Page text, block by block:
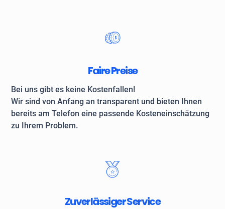
Faire Preise
Bei uns gibt es keine Kostenfallen!
Wir sind von Anfang an transparent und bieten Ihnen
bereits am Telefon eine passende Kosteneinschätzung
zu Ihrem Problem.
Zuverlässiger Service